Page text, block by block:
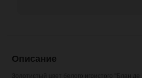
Описание